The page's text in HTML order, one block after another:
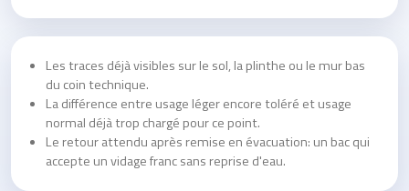
Les traces déjà visibles sur le sol, la plinthe ou le mur bas
du coin technique.
La différence entre usage léger encore toléré et usage
normal déjà trop chargé pour ce point.
Le retour attendu après remise en évacuation: un bac qui
accepte un vidage franc sans reprise d'eau.